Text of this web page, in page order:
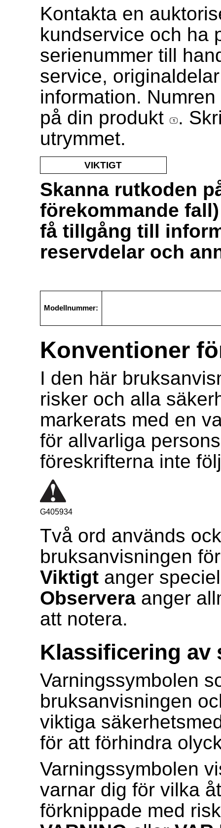
Kontakta en
kundservice och ha
serienummer till
service,
information.
på din produkt
.
utrymmet.
VIKTIGT
Skanna rutkoden
förekommande
få tillgång till
reservdelar och
Modellnummer:
Konventioner
I den här
risker och alla
markerats med en
för allvarliga
föreskrifterna inte
G405934
Två ord används
bruksanvisningen
Viktigtanger
Observeraanger
att notera.
Klassificering av
Varningssymbolen
bruksanvisningen
viktiga
för att förhindra
Varningssymbolen
varnar dig för vilka
förknippade med